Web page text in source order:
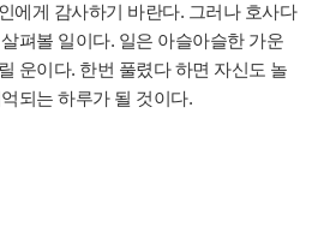
에게 감사하기 바란다. 그러나 호사다
펴볼 일이다. 일은 아슬아슬한 가운
운이다. 한번 풀렸다 하면 자신도 놀
되는 하루가 될 것이다.